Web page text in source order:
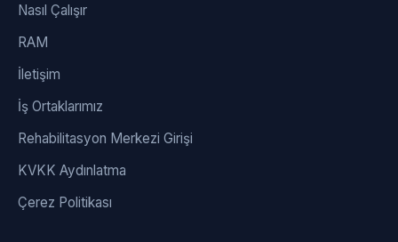
Nasıl Çalışır
RAM
İletişim
İş Ortaklarımız
Rehabilitasyon Merkezi Girişi
KVKK Aydınlatma
Çerez Politikası